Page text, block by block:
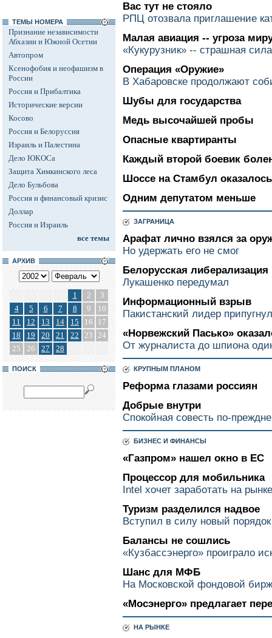
ТЕМЫ НОМЕРА
Признание независимости
Абхазии и Южной Осетии
Автопром
Ксенофобия и неофашизм в
России
Россия и Прибалтика
Исторические версии
Косово
Россия и Белоруссия
Израиль и Палестина
Дело ЮКОСа
Защита Химкинского леса
Дело Бульбова
Россия и финансовый кризис
Доллар
Россия и Израиль
все темы
АРХИВ
1 2
3
4
5 6 7 8 9
10
11
12 13 14 15 16
17
18
19 20 21 22 23 24
25
26 27 28
ПОИСК
Вас тут не стояло
РПЦ отозвала приглашение
Малая авиация -- угроза
«Кукурузник» -- страшная
Операция «Оружие»
В Хабаровске продолжают
Шубы для государства
Медь высочайшей пробы
Опасные квартиранты
Каждый второй боевик
Шоссе на Стамбул
Одним депутатом меньше
ЗАГРАНИЦА
Арафат лично взялся за
Но удержать его не смог
Белорусская либерализация
Лукашенко передумал
Информационный взрыв
Пакистанский лидер
«Норвежский Пасько»
От журналиста до шпиона
КРУПНЫМ ПЛАНОМ
Реформа глазами россиян
Добрые внутри
Спокойная совесть по-
БИЗНЕС И ФИНАНСЫ
«Газпром» нашел окно в ЕС
Процессор для мобильника
Intel хочет заработать на
Туризм разделился надвое
Вступил в силу новый
Балансы не сошлись
«Кузбассэнерго» проиграло
Шанс для МФБ
На Московской фондовой
«Мосэнерго» предлагает
НА РЫНКЕ